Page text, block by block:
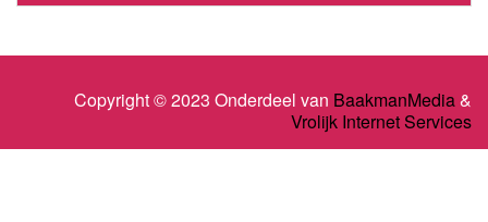
Copyright © 2023 Onderdeel van BaakmanMedia&
Vrolijk Internet Services